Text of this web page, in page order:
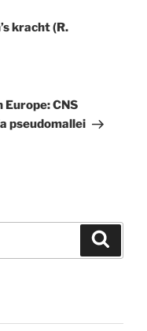
kracht (R.
CNS
pseudomallei